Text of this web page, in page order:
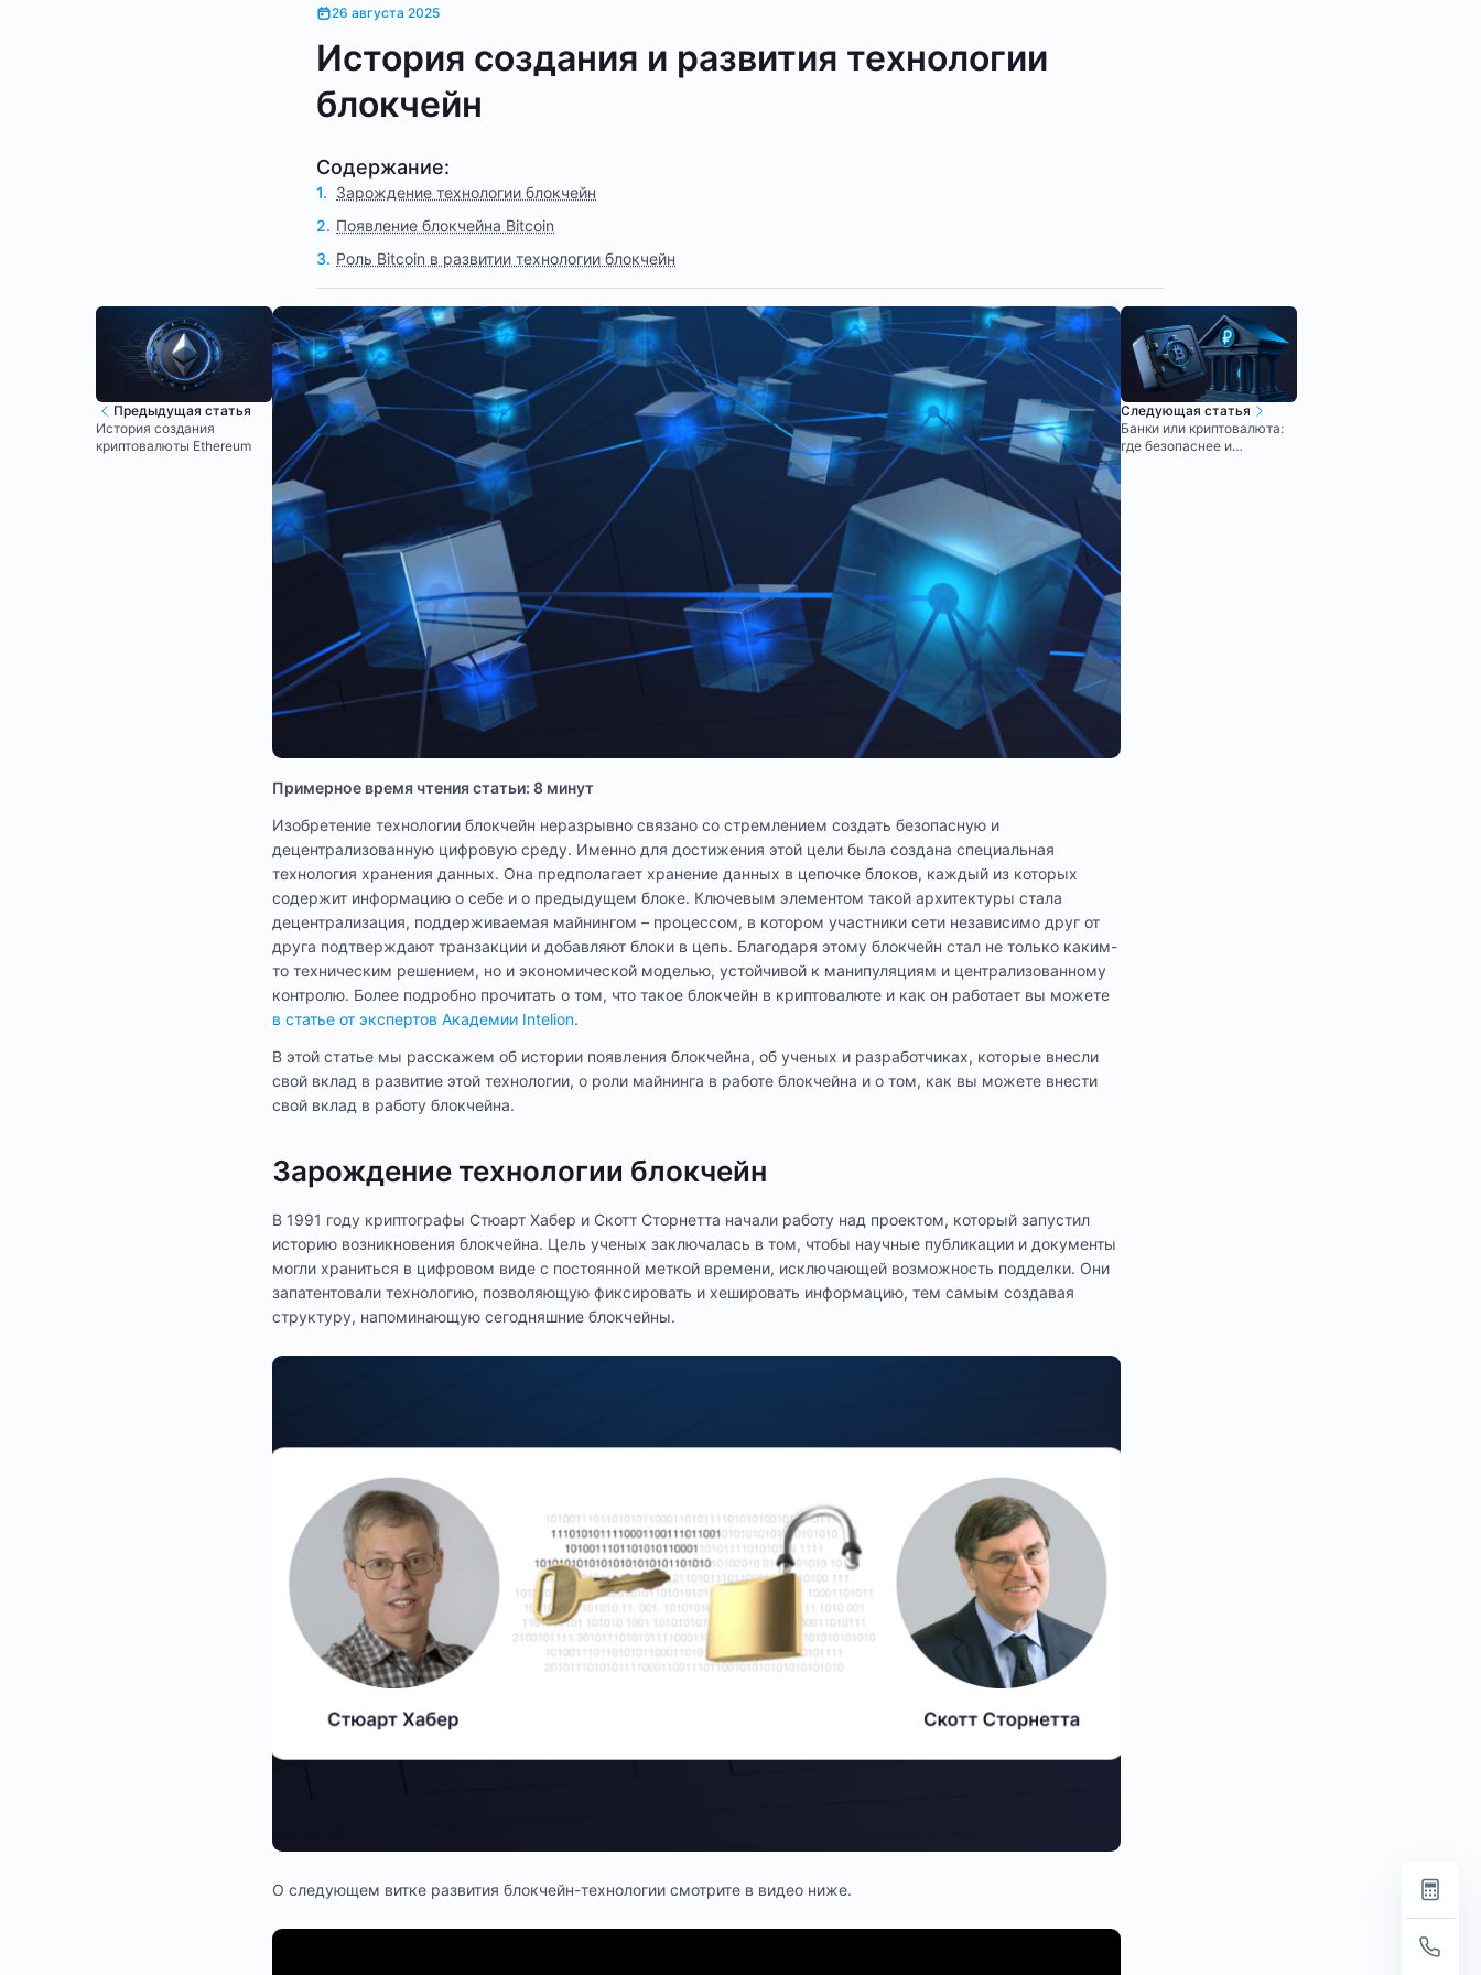
26 августа 2025
История создания и развития технологии
блокчейн
Содержание:
Зарождение технологии блокчейн
Появление блокчейна Bitcoin
Роль Bitcoin в развитии технологии блокчейн
Предыдущая статья
История создания
криптовалюты Ethereum
Примерное время чтения статьи: 8 минут
Изобретение технологии блокчейн неразрывно связано со стремлением создать безопасную и
децентрализованную цифровую среду. Именно для достижения этой цели была создана специальная
технология хранения данных. Она предполагает хранение данных в цепочке блоков, каждый из которых
содержит информацию о себе и о предыдущем блоке. Ключевым элементом такой архитектуры стала
децентрализация, поддерживаемая майнингом – процессом, в котором участники сети независимо друг от
друга подтверждают транзакции и добавляют блоки в цепь. Благодаря этому блокчейн стал не только каким-
то техническим решением, но и экономической моделью, устойчивой к манипуляциям и централизованному
контролю. Более подробно прочитать о том, что такое блокчейн в криптовалюте и как он работает вы можете
в статье от экспертов Академии Intelion.
В этой статье мы расскажем об истории появления блокчейна, об ученых и разработчиках, которые внесли
свой вклад в развитие этой технологии, о роли майнинга в работе блокчейна и о том, как вы можете внести
свой вклад в работу блокчейна.
Зарождение технологии блокчейн
В 1991 году криптографы Стюарт Хабер и Скотт Сторнетта начали работу над проектом, который запустил
историю возникновения блокчейна. Цель ученых заключалась в том, чтобы научные публикации и документы
могли храниться в цифровом виде с постоянной меткой времени, исключающей возможность подделки. Они
запатентовали технологию, позволяющую фиксировать и хешировать информацию, тем самым создавая
структуру, напоминающую сегодняшние блокчейны.
О следующем витке развития блокчейн-технологии смотрите в видео ниже.
Следующая статья
Банки или криптовалюта:
где безопаснее и